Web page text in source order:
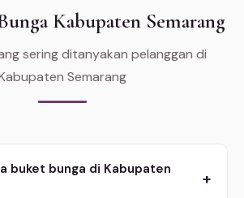
Kabupaten Semarang
sering ditanyakan pelanggan di
Semarang
buket bunga di Kabupaten
+